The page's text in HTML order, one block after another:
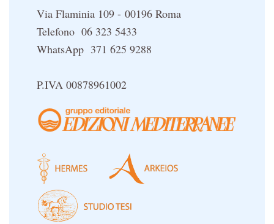
Simbolica Massonica
Un libro per Sempre
Via Flaminia 109 - 00196 Roma
Telefono 06 323 5433
WhatsApp 371 625 9288
P.IVA 00878961002